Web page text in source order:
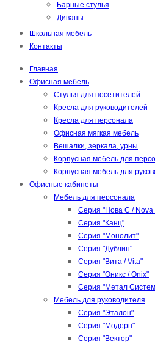
Барные стулья
Диваны
Школьная мебель
Контакты
Главная
Офисная мебель
Стулья для посетителей
Кресла для руководителей
Кресла для персонала
Офисная мягкая мебель
Вешалки, зеркала, урны
Корпусная мебель для
Корпусная мебель для
Офисные кабинеты
Мебель для персонала
Серия "Нова С / Nova
Серия "Канц"
Серия "Монолит"
Серия "Дублин"
Серия "Вита / Vita"
Серия "Оникс / Onix"
Серия "Метал
Мебель для руководителя
Серия "Эталон"
Серия "Модерн"
Серия "Вектор"